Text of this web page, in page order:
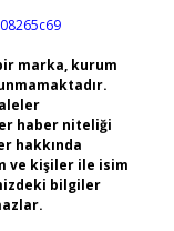
marka, kurum
haber niteliği
hakkında
ve kişiler ile isim
bilgiler